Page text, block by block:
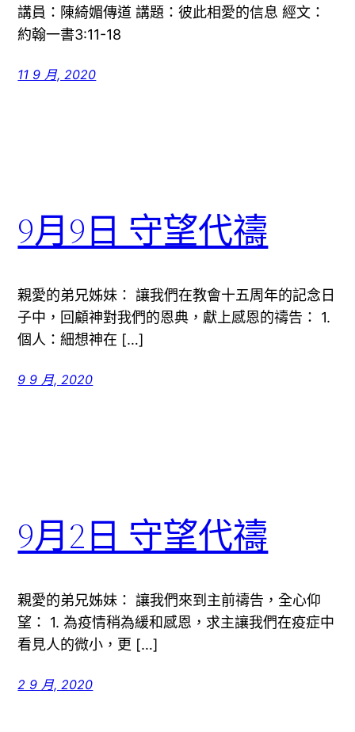
講員：陳綺媚傳道 講題：彼此相愛的信息 經文：
約翰一書3:11-18
11 9 月, 2020
9月9日 守望代禱
親愛的弟兄姊妹： 讓我們在教會十五周年的記念日
子中，回顧神對我們的恩典，獻上感恩的禱告： 1.
個人：細想神在 […]
9 9 月, 2020
9月2日 守望代禱
親愛的弟兄姊妹： 讓我們來到主前禱告，全心仰
望： 1. 為疫情稍為緩和感恩，求主讓我們在疫症中
看見人的微小，更 […]
2 9 月, 2020